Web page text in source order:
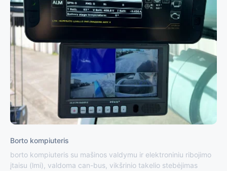
Borto kompiuteris
borto kompiuteris su mašinos valdymu ir elektroniniu ribojimo
įtaisu (lmi), valdoma can-bus, vikšrinio takelio stebėjimas